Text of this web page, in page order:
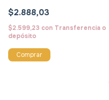
$2.888,03
$2.599,23 con Transferencia o
depósito
Comprar